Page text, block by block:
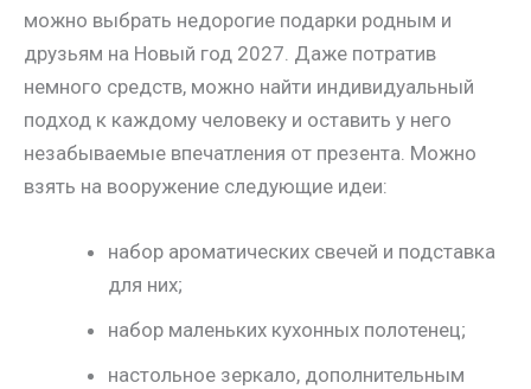
можно выбрать недорогие подарки родным и
друзьям на Новый год 2027. Даже потратив
немного средств, можно найти индивидуальный
подход к каждому человеку и оставить у него
незабываемые впечатления от презента. Можно
взять на вооружение следующие идеи:
набор ароматических свечей и подставка
для них;
набор маленьких кухонных полотенец;
настольное зеркало, дополнительным